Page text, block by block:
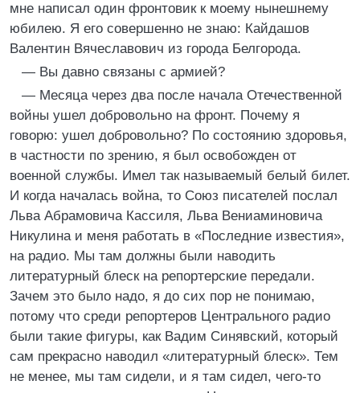
мне написал один фронтовик к моему нынешнему
юбилею. Я его совершенно не знаю: Кайдашов
Валентин Вячеславович из города Белгорода.
— Вы давно связаны с армией?
— Месяца через два после начала Отечественной
войны ушел добровольно на фронт. Почему я
говорю: ушел добровольно? По состоянию здоровья,
в частности по зрению, я был освобожден от
военной службы. Имел так называемый белый билет.
И когда началась война, то Союз писателей послал
Льва Абрамовича Кассиля, Льва Вениаминовича
Никулина и меня работать в «Последние известия»,
на радио. Мы там должны были наводить
литературный блеск на репортерские передали.
Зачем это было надо, я до сих пор не понимаю,
потому что среди репортеров Центрального радио
были такие фигуры, как Вадим Синявский, который
сам прекрасно наводил «литературный блеск». Тем
не менее, мы там сидели, и я там сидел, чего-то